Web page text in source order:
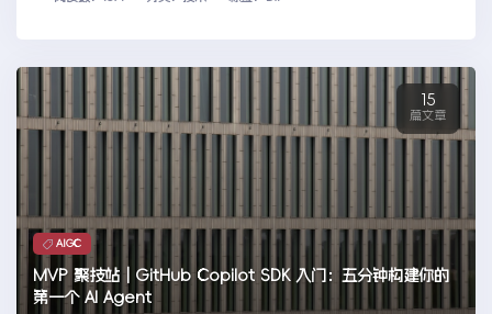
AIGC
MVP 聚技站｜GitHub Copilot SDK 入门：五分钟构建你的
第一个 AI Agent
15
篇文章